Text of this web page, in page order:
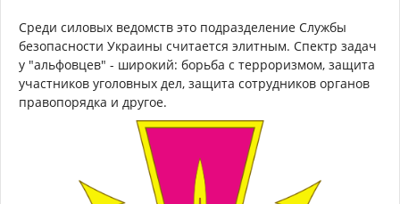
Среди силовых ведомств это подразделение Службы
безопасности Украины считается элитным. Спектр задач
у "альфовцев" - широкий: борьба с терроризмом, защита
участников уголовных дел, защита сотрудников органов
правопорядка и другое.